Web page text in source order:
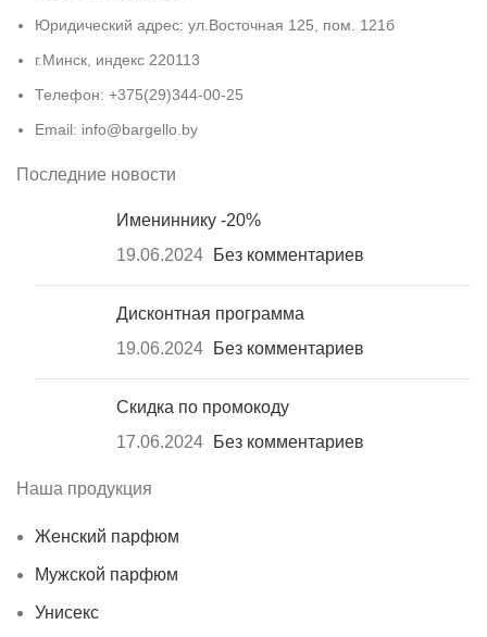
Юридический адрес: ул.Восточная 125, пом. 121б
г.Минск, индекс 220113
Телефон: +375(29)344-00-25
Email: info@bargello.by
Последние новости
Имениннику -20%
19.06.2024
Без комментариев
Дисконтная программа
19.06.2024
Без комментариев
Скидка по промокоду
17.06.2024
Без комментариев
Наша продукция
Женский парфюм
Мужской парфюм
Унисекс